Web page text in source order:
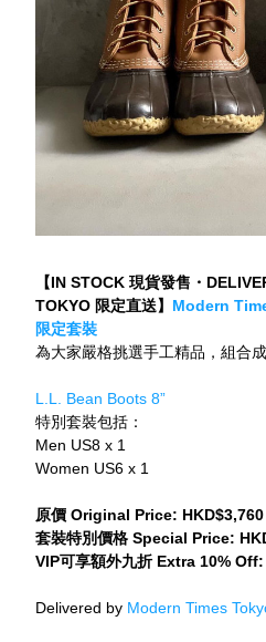
【IN STOCK 現貨發售・
TOKYO 限定直送】 Modern
限定套裝
為大家嚴格挑選手工精品，組合
L.L. Bean Boots 8”
特別套裝包括：
Men US8 x 1
Women US6 x 1
原價 Original Price:
套裝特別價格 Special Price:
VIP可享額外九折 Extra 10%
Delivered by Modern Times